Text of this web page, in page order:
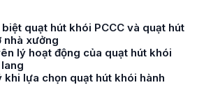
biệt quạt hút khói PCCC và quạt hút
nhà xưởng
lý hoạt động của quạt hút khói
khi lựa chọn quạt hút khói hành